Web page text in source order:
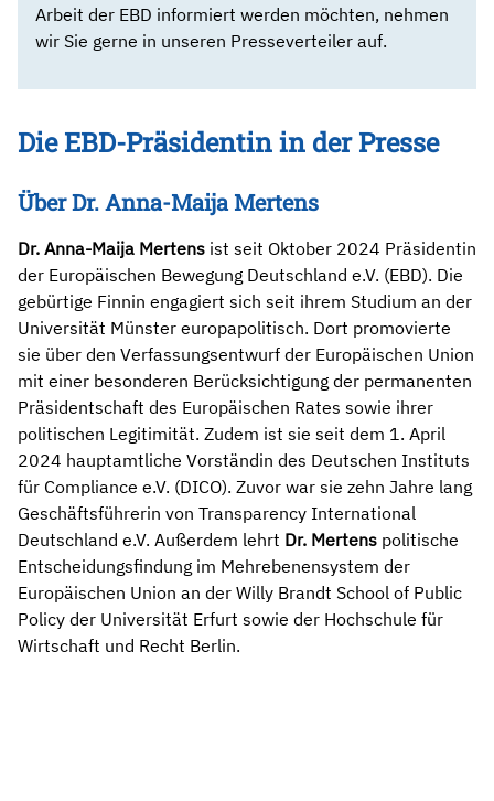
Arbeit der EBD informiert werden möchten, nehmen
wir Sie gerne in unseren Presseverteiler auf.
Die EBD-Präsidentin in der Presse
Über Dr. Anna-Maija Mertens
Dr. Anna-Maija Mertens ist seit Oktober 2024 Präsidentin
der Europäischen Bewegung Deutschland e.V. (EBD). Die
gebürtige Finnin engagiert sich seit ihrem Studium an der
Universität Münster europapolitisch. Dort promovierte
sie über den Verfassungsentwurf der Europäischen Union
mit einer besonderen Berücksichtigung der permanenten
Präsidentschaft des Europäischen Rates sowie ihrer
politischen Legitimität. Zudem ist sie seit dem 1. April
2024 hauptamtliche Vorständin des Deutschen Instituts
für Compliance e.V. (DICO). Zuvor war sie zehn Jahre lang
Geschäftsführerin von Transparency International
Deutschland e.V. Außerdem lehrt Dr. Mertens politische
Entscheidungsfindung im Mehrebenensystem der
Europäischen Union an der Willy Brandt School of Public
Policy der Universität Erfurt sowie der Hochschule für
Wirtschaft und Recht Berlin.